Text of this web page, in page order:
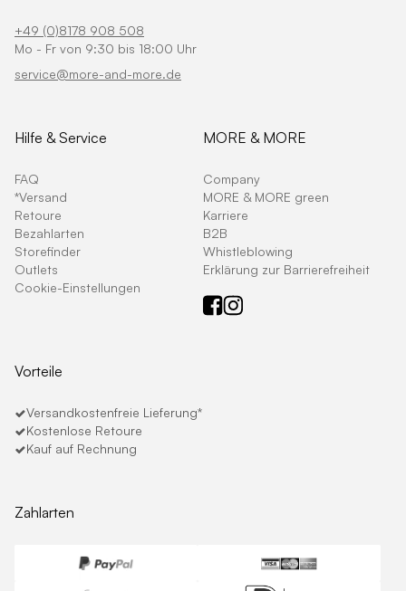
+49 (0)8178 908 508
Mo - Fr von 9:30 bis 18:00 Uhr
service@more-and-more.de
Hilfe & Service
FAQ
*Versand
Retoure
Bezahlarten
Storefinder
Outlets
Cookie-Einstellungen
MORE & MORE
Company
MORE & MORE green
Karriere
B2B
Whistleblowing
Erklärung zur Barrierefreiheit
Vorteile
Versandkostenfreie Lieferung*
Kostenlose Retoure
Kauf auf Rechnung
Zahlarten